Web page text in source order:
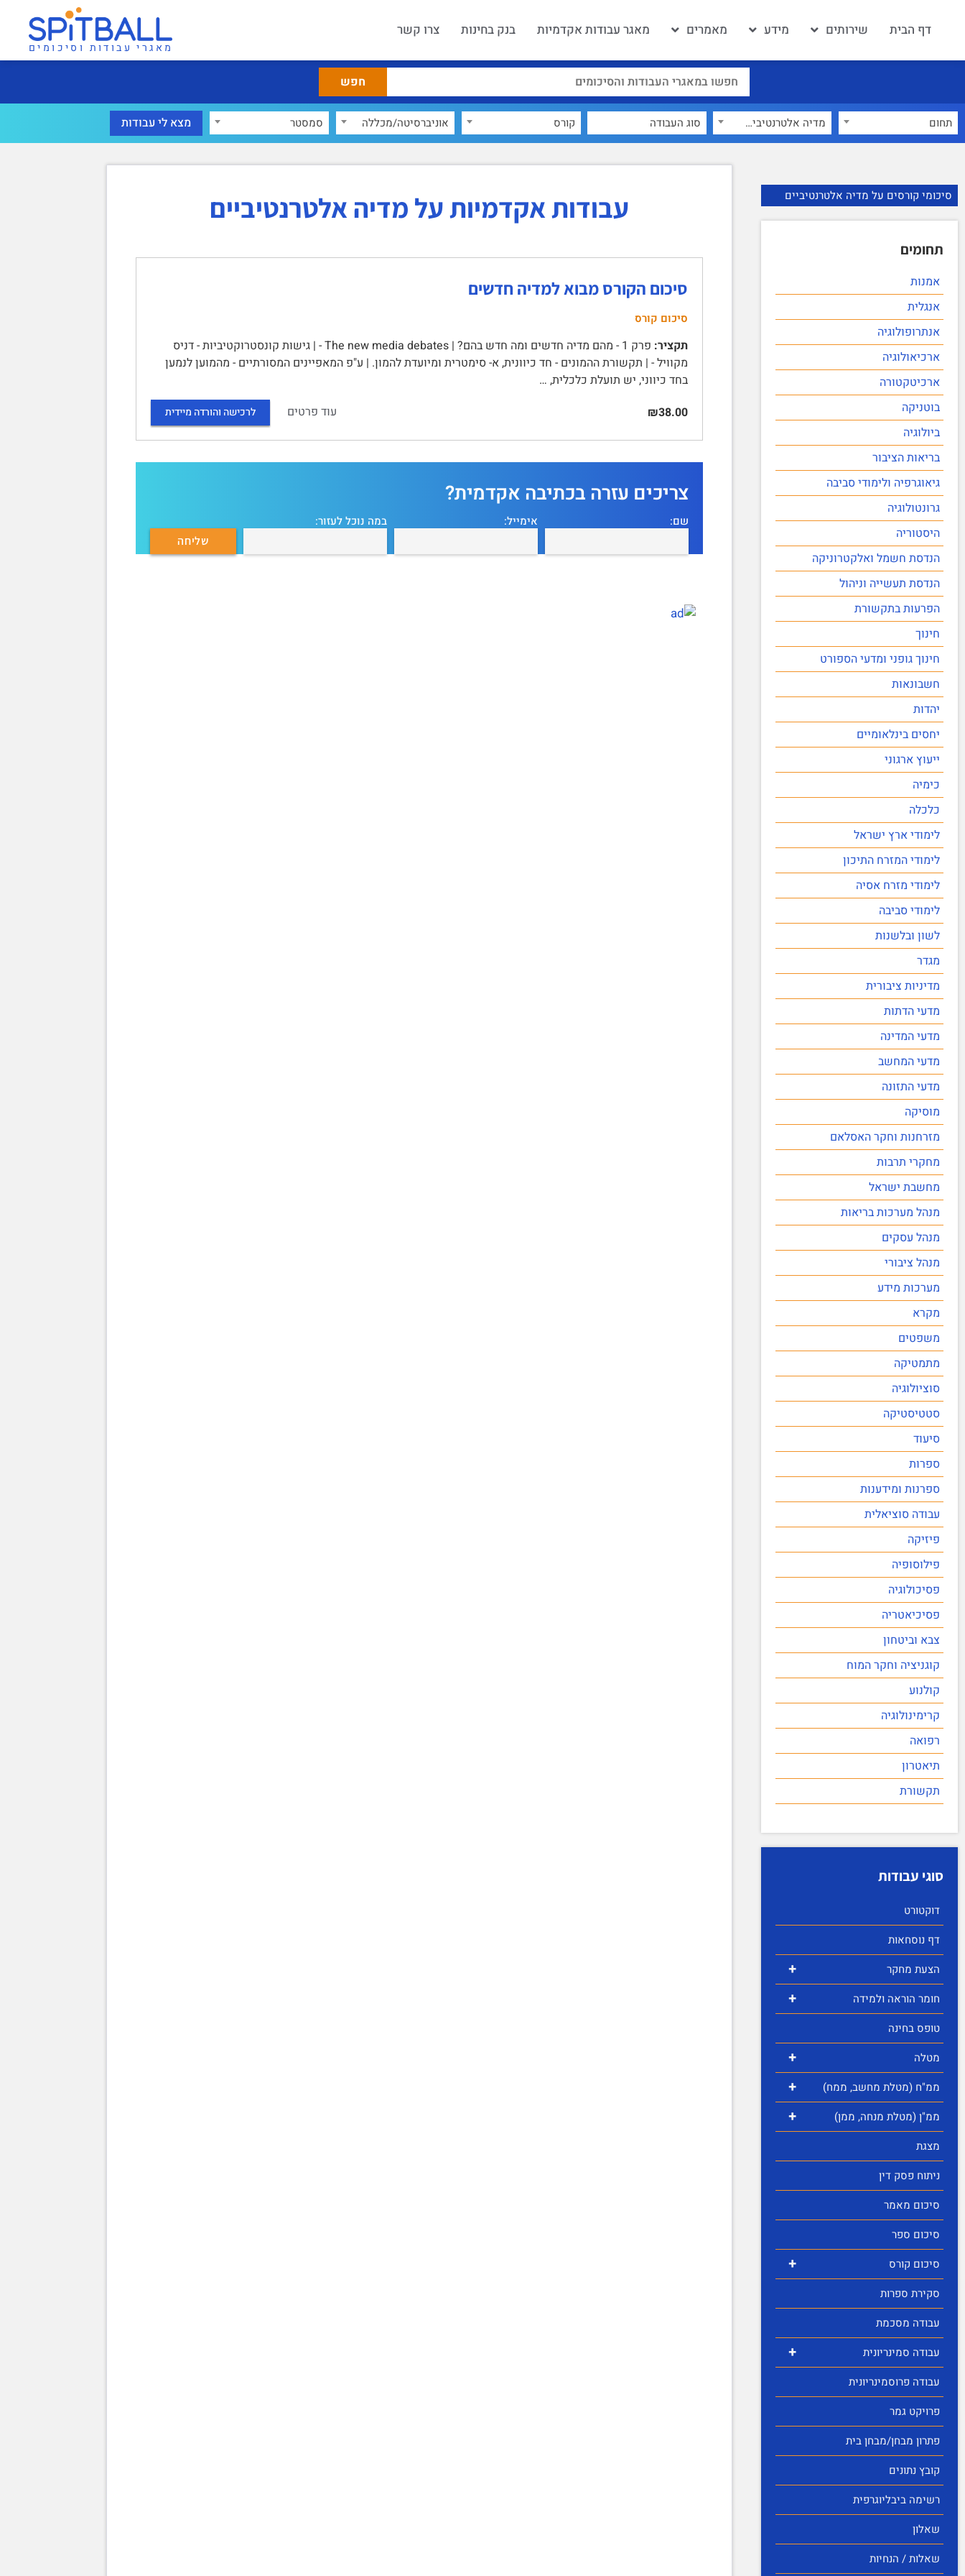
דף הבית שירותים מידע מאמרים מאגר עבודות אקדמיות בנק בחינות צרו קשר
מאגרי עבודות וסיכומים
תחום מדיה אלטרנטיביים קורס אוניברסיטה/מכללה סמסטר
סיכומי קורסים על מדיה אלטרנטיביים
תחומים
אמנות
אנגלית
אנתרופולוגיה
ארכיאולוגיה
ארכיטקטורה
בוטניקה
ביולוגיה
בריאות הציבור
גיאוגרפיה ולימודי סביבה
גרונטולוגיה
היסטוריה
הנדסת חשמל ואלקטרוניקה
הנדסת תעשייה וניהול
הפרעות בתקשורת
חינוך
חינוך גופני ומדעי הספורט
חשבונאות
יהדות
יחסים בינלאומיים
ייעוץ ארגוני
כימיה
כלכלה
לימודי ארץ ישראל
לימודי המזרח התיכון
לימודי מזרח אסיה
לימודי סביבה
לשון ובלשנות
מגדר
מדיניות ציבורית
מדעי הדתות
מדעי המדינה
מדעי המחשב
מדעי התזונה
מוסיקה
מזרחנות וחקר האסלאם
מחקרי תרבות
מחשבת ישראל
מנהל מערכות בריאות
מנהל עסקים
מנהל ציבורי
מערכות מידע
מקרא
משפטים
מתמטיקה
סוציולוגיה
סטטיסטיקה
סיעוד
ספרות
ספרנות ומידענות
עבודה סוציאלית
פיזיקה
פילוסופיה
פסיכולוגיה
פסיכיאטריה
צבא וביטחון
קוגניציה וחקר המוח
קולנוע
קרימינולוגיה
רפואה
תיאטרון
תקשורת
סוגי עבודות
דוקטורט
דף נוסחאות
+ הצעת מחקר
+
חומר הוראה ולמידה
טופס בחינה
+ מטלה
+ ממ"ח (מטלת מחשב, ממח)
+
ממ"ן (מטלת מנחה, ממן)
מצגת
ניתוח פסק דין
סיכום מאמר
סיכום ספר
+
סיכום קורס
סקירת ספרות
עבודה מסכמת
+
עבודה סמינריונית
עבודה פרוסמינריונית
פרויקט גמר
פתרון מבחן/מבחן בית
קובץ נתונים
רשימה ביבליוגרפית
שאלון
שאלות / הנחיות
עבודות אקדמיות על מדיה אלטרנטיביים
סיכום הקורס מבוא למדיה חדשים
סיכום קורס
תקציר:
פרק 1 - מהם מדיה חדשים ומה חדש בהם? | The new media debates - | גישות קונסטרוקטיביות - דניס
מקוויל - | תקשורת ההמונים - חד כיוונית, א- סימטרית ומיועדת להמון. | ע"פ המאפיינים המסורתיים - מהמוען לנמען
בחד כיווני, יש תועלת כלכלית, …
₪38.00
עוד פרטים לרכישה והורדה מיידית
צריכים עזרה בכתיבה אקדמית?
שם: אימייל: במה נוכל לעזור: